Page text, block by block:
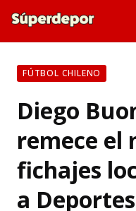
FÚTBOL CHILENO
Diego
remece el
fichajes
a